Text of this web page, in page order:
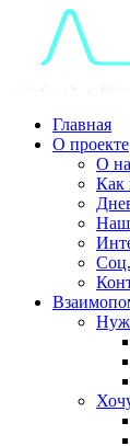
Главная
О проекте
О
Как